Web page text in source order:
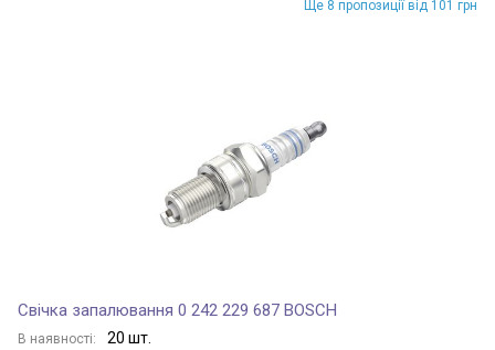
Ще 8 пропозиції від 101 грн
Свічка запалювання 0 242 229 687 BOSCH
В наявності: 20 шт.